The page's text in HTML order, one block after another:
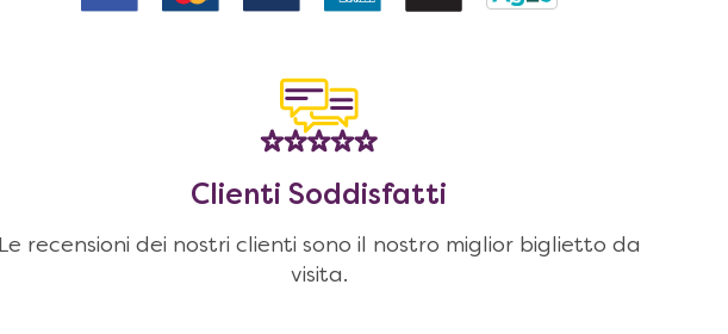
Clienti Soddisfatti
Le recensioni dei nostri clienti sono il nostro miglior biglietto da
visita.